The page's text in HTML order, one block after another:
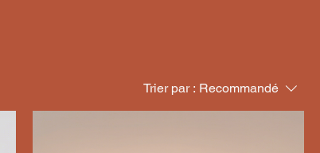
Trier par : Recommandé